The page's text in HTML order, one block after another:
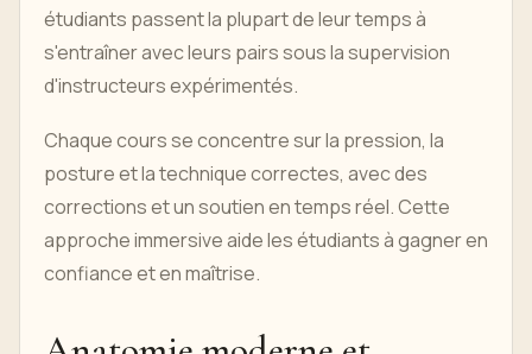
étudiants passent la plupart de leur temps à
s'entraîner avec leurs pairs sous la supervision
d'instructeurs expérimentés.
Chaque cours se concentre sur la pression, la
posture et la technique correctes, avec des
corrections et un soutien en temps réel. Cette
approche immersive aide les étudiants à gagner en
confiance et en maîtrise.